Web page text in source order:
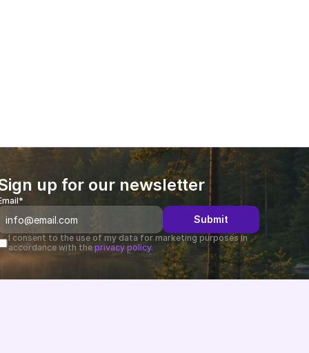
up for our newsletter
Submit
I consent to the use of my data for marketing purposes in
accordance with the privacy policy.